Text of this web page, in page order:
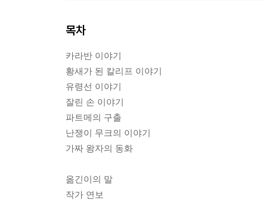
목차
카라반 이야기
황새가 된 칼리프 이야기
유령선 이야기
잘린 손 이야기
파트메의 구출
난쟁이 무크의 이야기
가짜 왕자의 동화
옮긴이의 말
작가 연보